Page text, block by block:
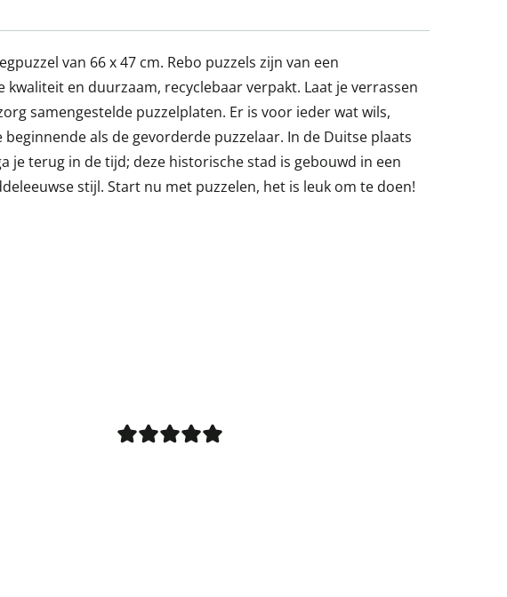
van 66 x 47 cm. Rebo puzzels zijn van een
kwaliteit en duurzaam, recyclebaar verpakt. Laat je verrassen
samengestelde puzzelplaten. Er is voor ieder wat wils,
beginnende als de gevorderde puzzelaar. In de Duitse plaats
je terug in de tijd; deze historische stad is gebouwd in een
stijl. Start nu met puzzelen, het is leuk om te doen!